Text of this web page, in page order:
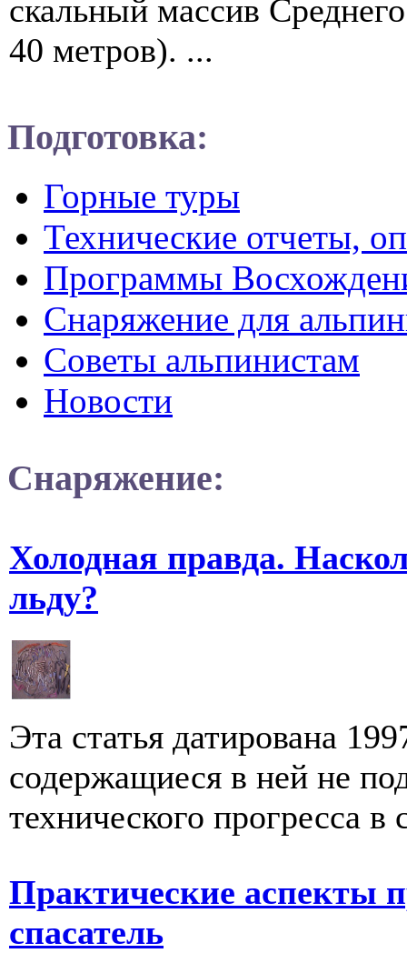
скальный массив
40 метров). ...
Подготовка:
Горные туры
Технические отчеты,
Программы
Снаряжение для
Советы альпинистам
Новости
Снаряжение:
Холодная правда.
льду?
Эта статья датирована
содержащиеся в ней не
технического прогресса в
Практические аспекты
спасатель